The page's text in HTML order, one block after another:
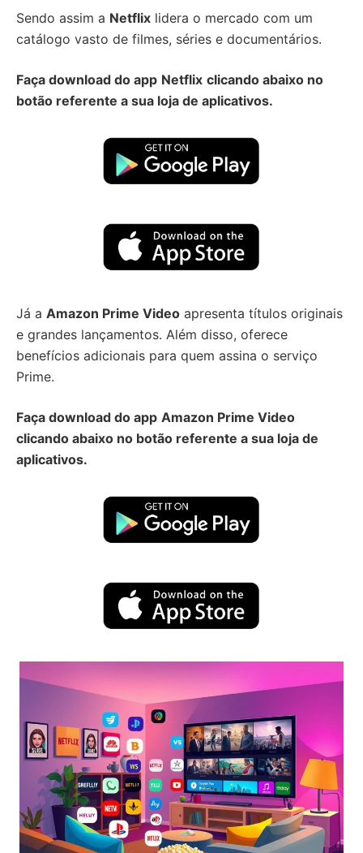
Sendo assim a Netflix lidera o mercado com um
catálogo vasto de filmes, séries e documentários.
Faça download do app Netflix clicando abaixo no
botão referente a sua loja de aplicativos.
Já a Amazon Prime Video apresenta títulos originais
e grandes lançamentos. Além disso, oferece
benefícios adicionais para quem assina o serviço
Prime.
Faça download do app Amazon Prime Video
clicando abaixo no botão referente a sua loja de
aplicativos.